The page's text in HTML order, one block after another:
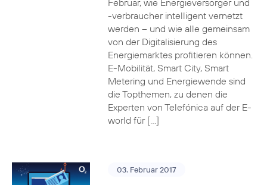
Februar, wie Energieversorger und
-verbraucher intelligent vernetzt
werden – und wie alle gemeinsam
von der Digitalisierung des
Energiemarktes profitieren können.
E-Mobilität, Smart City, Smart
Metering und Energiewende sind
die Topthemen, zu denen die
Experten von Telefónica auf der E-
world für […]
03. Februar 2017